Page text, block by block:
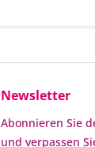
Newsletter
Abonnieren Sie
und verpassen